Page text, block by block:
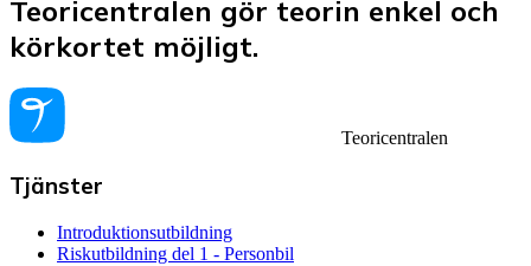
Teoricentralen gör teorin enkel och
körkortet möjligt.
Teoricentralen
Tjänster
Introduktionsutbildning
Riskutbildning del 1 - Personbil